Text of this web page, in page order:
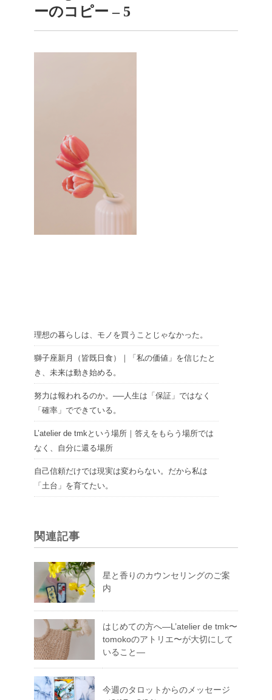
ーのコピー – 5
理想の暮らしは、モノを買うことじゃなかった。
獅子座新月（皆既日食）｜「私の価値」を信じたと
き、未来は動き始める。
努力は報われるのか。──人生は「保証」ではなく
「確率」でできている。
L’atelier de tmkという場所｜答えをもらう場所では
なく、自分に還る場所
自己信頼だけでは現実は変わらない。だから私は
「土台」を育てたい。
関連記事
星と香りのカウンセリングのご案
内
はじめての方へ―L’atelier de tmk〜
tomokoのアトリエ〜が大切にして
いること―
今週のタロットからのメッセージ